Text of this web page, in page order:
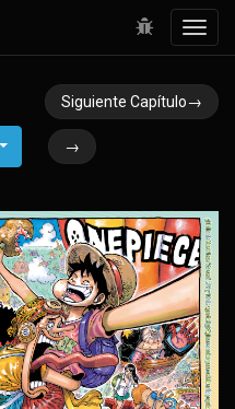
Siguiente Capítulo→
→